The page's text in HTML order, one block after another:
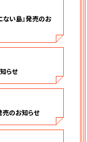
い島』発売のお
らせ
売のお知らせ